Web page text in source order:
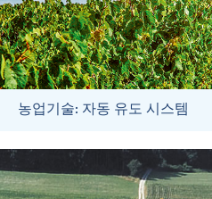
농업기술: 자동 유도 시스템